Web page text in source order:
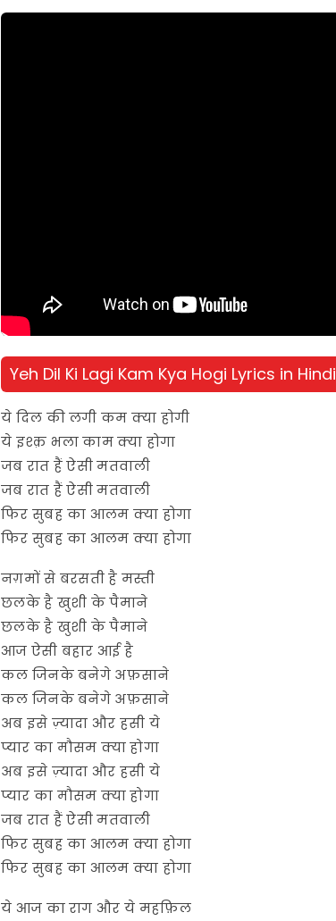
Yeh Dil Ki Lagi Kam Kya Hogi Lyrics in Hindi
ये दिल की लगी कम क्या होगी
ये इश्क़ भला काम क्या होगा
जब रात हैं ऐसी मतवाली
जब रात हैं ऐसी मतवाली
फिर सुबह का आलम क्या होगा
फिर सुबह का आलम क्या होगा
नग़मों से बरसती है मस्ती
छलके है खुशी के पैमाने
छलके है खुशी के पैमाने
आज ऐसी बहार आई है
कल जिनके बनेगे अफ़साने
कल जिनके बनेगे अफ़साने
अब इसे ज़्यादा और हसी ये
प्यार का मौसम क्या होगा
अब इसे ज़्यादा और हसी ये
प्यार का मौसम क्या होगा
जब रात हैं ऐसी मतवाली
फिर सुबह का आलम क्या होगा
फिर सुबह का आलम क्या होगा
ये आज का राग और ये महफ़िल